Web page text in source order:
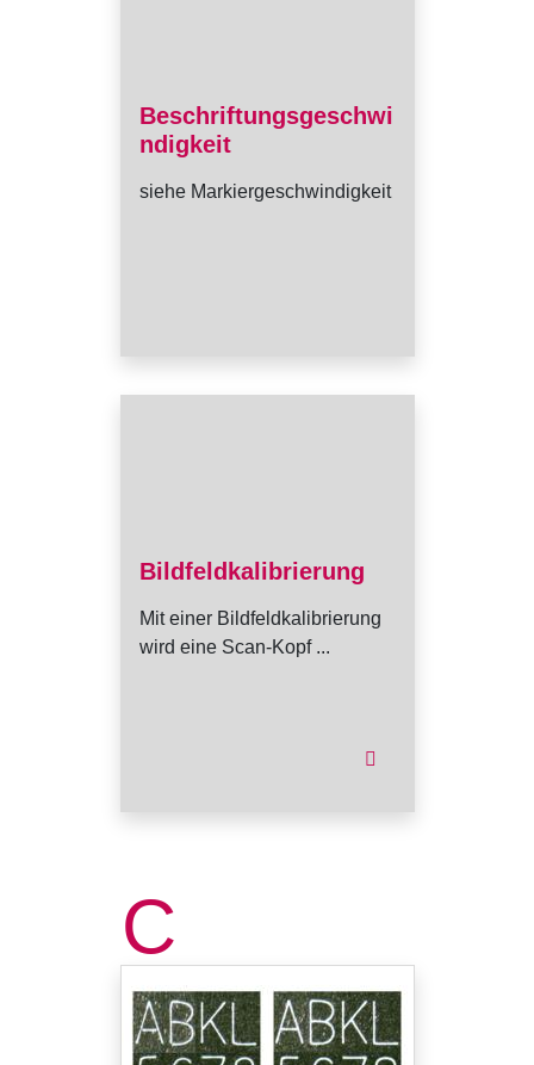
Beschriftungsgeschwi
ndigkeit
siehe Markiergeschwindigkeit
Bildfeldkalibrierung
Mit einer Bildfeldkalibrierung
wird eine Scan-Kopf ...
C